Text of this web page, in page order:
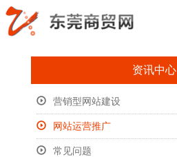
资讯中心
营销型网站建设
网站运营推广
常见问题